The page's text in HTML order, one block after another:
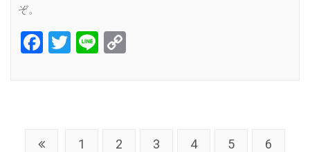
ぞ。
Facebook
Twitter
Line
1 2 3 4 5 6